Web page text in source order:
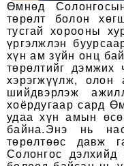
Өмнөд
төрөлт болон
тусгай хорооны
үргэлжлэн
хүн ам зүйн онц
төрөлтийг дэмжих
хэрэгжүүлж, олон
шийдвэрлэж
хоёрдугаар сард
удаа хүн амын
байна.Энэ нь
төрөлтөөс давж
Солонгос дэлхийд